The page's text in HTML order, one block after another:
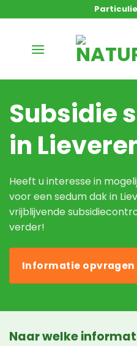
naar
Subsidie
in
Heeft u interesse in
voor een sedum dak in
vrijblijvende
verder!
Informatie opvragen
Naar welke